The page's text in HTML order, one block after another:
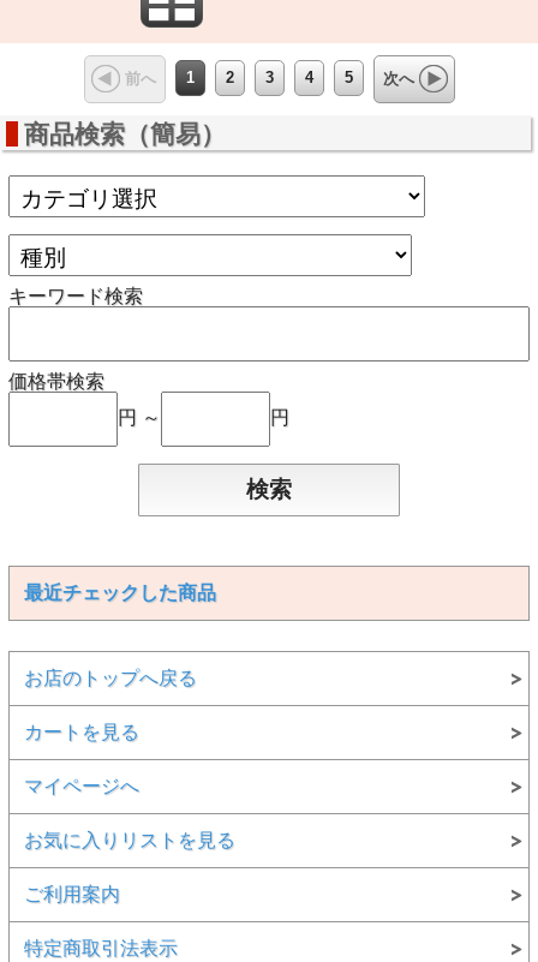
前へ 1 2 3 4 5 次へ
商品検索（簡易）
キーワード検索
価格帯検索
円 ～
円
最近チェックした商品
お店のトップへ戻る
カートを見る
マイページへ
お気に入りリストを見る
ご利用案内
特定商取引法表示